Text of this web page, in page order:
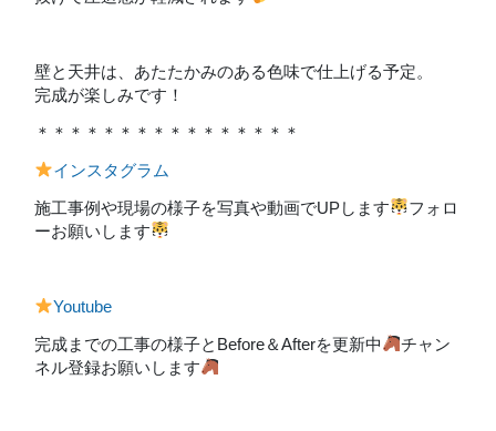
壁と天井は、あたたかみのある色味で仕上げる予定。
完成が楽しみです！
＊＊＊＊＊＊＊＊＊＊＊＊＊＊＊＊
インスタグラム
施工事例や現場の様子を写真や動画でUPします
フォロ
ーお願いします
Youtube
完成までの工事の様子とBefore＆Afterを更新中
チャン
ネル登録お願いします